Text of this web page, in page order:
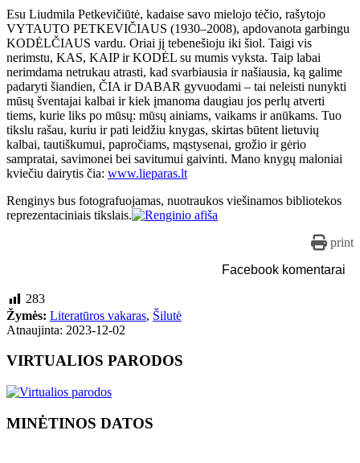
Esu Liudmila Petkevičiūtė, kadaise savo mielojo tėčio, rašytojo
VYTAUTO PETKEVIČIAUS (1930–2008), apdovanota garbingu
KODĖLČIAUS vardu. Oriai jį tebenešioju iki šiol. Taigi vis
nerimstu, KAS, KAIP ir KODĖL su mumis vyksta. Taip labai
nerimdama netrukau atrasti, kad svarbiausia ir našiausia, ką galime
padaryti šiandien, ČIA ir DABAR gyvuodami – tai neleisti nunykti
mūsų šventajai kalbai ir kiek įmanoma daugiau jos perlų atverti
tiems, kurie liks po mūsų: mūsų ainiams, vaikams ir anūkams. Tuo
tikslu rašau, kuriu ir pati leidžiu knygas, skirtas būtent lietuvių
kalbai, tautiškumui, papročiams, mąstysenai, grožio ir gėrio
sampratai, savimonei bei savitumui gaivinti. Mano knygų maloniai
kviečiu dairytis čia: www.lieparas.lt
Renginys bus fotografuojamas, nuotraukos viešinamos bibliotekos
reprezentaciniais tikslais.
print
Facebook komentarai
283
Žymės: Literatūros vakaras, Šilutė
Atnaujinta: 2023-12-02
VIRTUALIOS PARODOS
MINĖTINOS DATOS